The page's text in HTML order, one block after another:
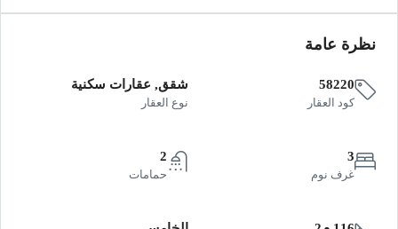
نظرة عامة
58220
كود العقار
شقق, عقارات سكنية
نوع العقار
3
غرف نوم
2
حمامات